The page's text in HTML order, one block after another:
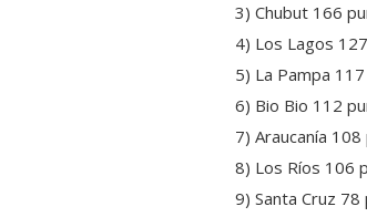
3) Chubut 166
4) Los Lagos
5) La Pampa
6) Bio Bio 112
7) Araucanía
8) Los Ríos 106
9) Santa Cruz 78